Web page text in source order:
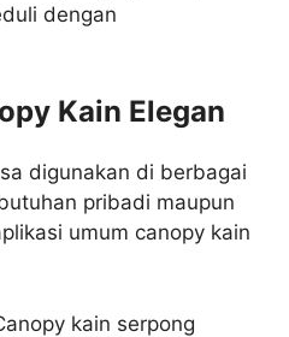
dengan
Kain Elegan
digunakan di berbagai
pribadi maupun
umum canopy kain
kain serpong